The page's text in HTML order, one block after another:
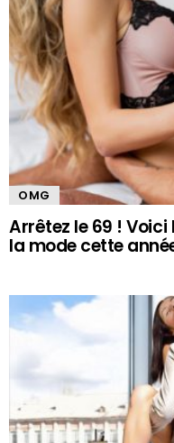
OMG
Arrêtez le 69 !
la mode cette